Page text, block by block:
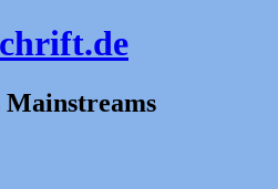
Mainstreams